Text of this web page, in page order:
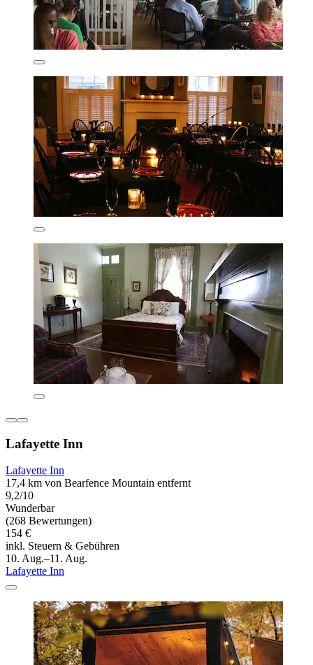
Lafayette Inn
Lafayette Inn
17,4 km von Bearfence Mountain entfernt
9,2/10
Wunderbar
(268 Bewertungen)
154 €
inkl. Steuern & Gebühren
10. Aug.–11. Aug.
Lafayette Inn